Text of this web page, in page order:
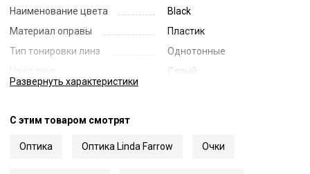
Наименование цвета
Black
Материал оправы
Пластик
Тип тонировки линз
Однотонные
Цвет линз
Серый
Длина заушника
145
Развернуть характеристики
С этим товаром смотрят
Оптика Оптика Linda Farrow Очки